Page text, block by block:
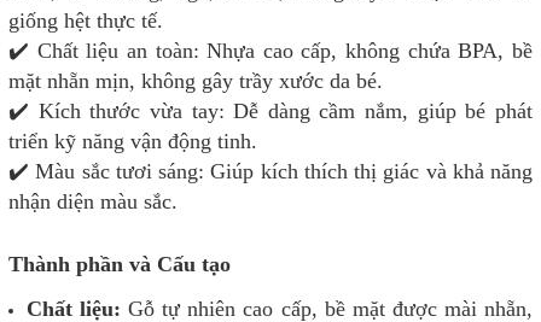
giống hệt thực tế.
✔️ Chất liệu an toàn: Nhựa cao cấp, không chứa BPA, bề
mặt nhẵn mịn, không gây trầy xước da bé.
✔️ Kích thước vừa tay: Dễ dàng cầm nắm, giúp bé phát
triển kỹ năng vận động tinh.
✔️ Màu sắc tươi sáng: Giúp kích thích thị giác và khả năng
nhận diện màu sắc.
Thành phần và Cấu tạo
Chất liệu: Gỗ tự nhiên cao cấp, bề mặt được mài nhẵn,